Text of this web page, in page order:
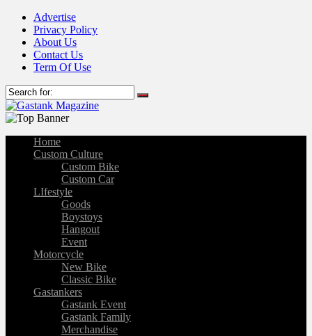
Advertise
Privacy Policy
About Us
Contact Us
Term Of Use
Home
Custom Culture
Custom Bike
Custom Car
LIfestyle
Goods
Boystoys
Hangout
Event
Motorcycle
New Bike
Classic Bike
Gastankers
Gastank Event
Gastank Family
Merchandise